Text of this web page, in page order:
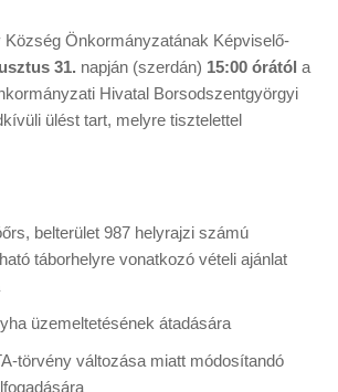
Önkormányzatának Képviselő-
31. napján (szerdán) 15:00 órától a
Hivatal Borsodszentgyörgyi
ülést tart, melyre tisztelettel
belterület 987 helyrajzi számú
táborhelyre vonatkozó vételi ajánlat
üzemeltetésének átadására
törvény változása miatt módosítandó